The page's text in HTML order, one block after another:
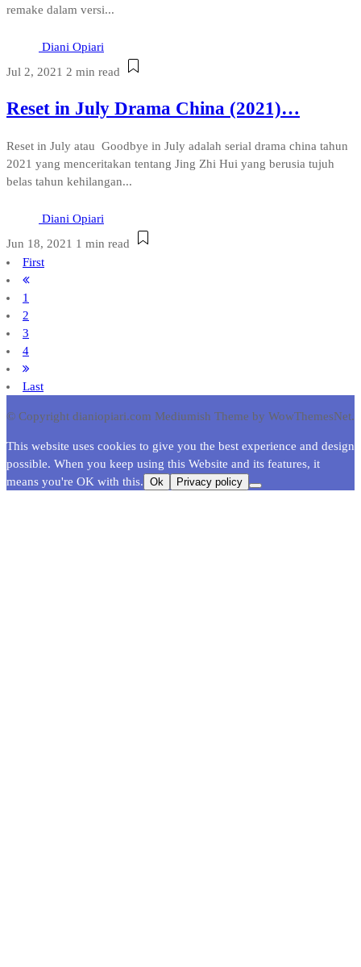
remake dalam versi...
Diani Opiari
Jul 2, 2021 2 min read
Reset in July Drama China (2021)…
Reset in July atau Goodbye in July adalah serial drama china tahun
2021 yang menceritakan tentang Jing Zhi Hui yang berusia tujuh
belas tahun kehilangan...
Diani Opiari
Jun 18, 2021 1 min read
First
1
2
3
4
Last
© Copyright dianiopiari.com Mediumish Theme by WowThemesNet.
This website uses cookies to give you the best experience and design
possible. When you keep using this Website and its features, it
means you're OK with this. Ok Privacy policy